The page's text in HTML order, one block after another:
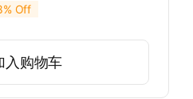
。
。
Off
入购物车